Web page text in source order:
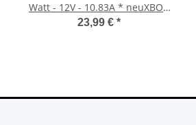
Watt - 12V - 10.83A * neuXBOX
360 Slim Netzteil
23,99 € *